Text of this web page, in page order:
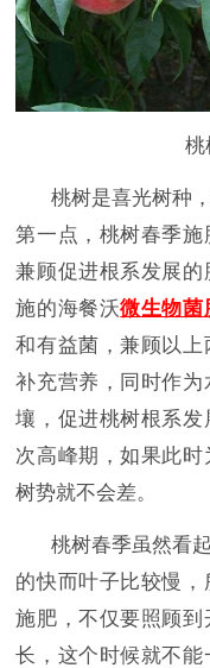
桃
桃树是喜光树种，
第一点，桃树春季
兼顾促进根系发展
施的海餐沃微生物菌
和有益菌，兼顾以
补充营养，同时作
壤，促进桃树根系
次高峰期，如果此
树势就不会差。
桃树春季虽然看起
的快而叶子比较慢
施肥，不仅要照顾
长，这个时候就不